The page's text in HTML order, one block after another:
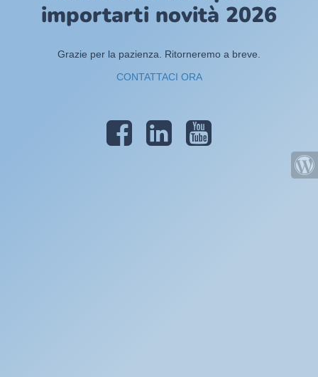
importarti novità 2026
Grazie per la pazienza. Ritorneremo a breve.
CONTATTACI ORA